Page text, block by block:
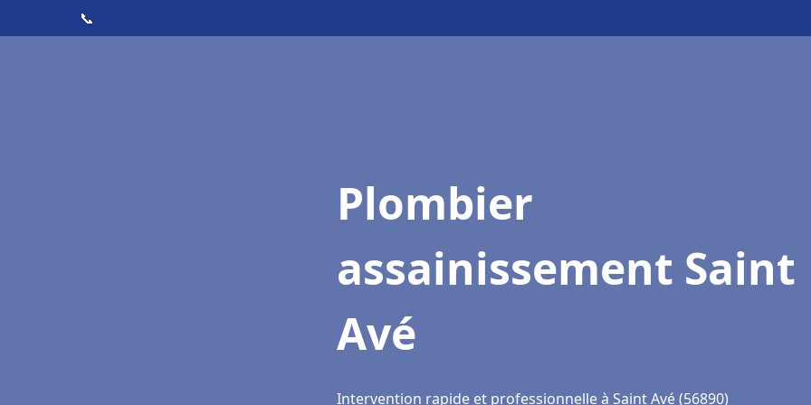
📞
Plombier
assainissement Saint
Avé
Intervention rapide et professionnelle à Saint Avé (56890)